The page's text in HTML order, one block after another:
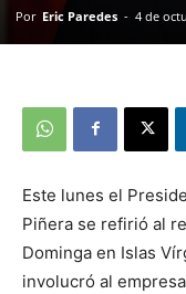
Por Eric Paredes - 4 de
Este lunes el
Piñera se refirió al
Dominga en Islas
involucró al